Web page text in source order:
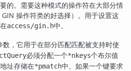
的。需要这种模式的操作符在大部分情
操作符类的好选择）。用于设置这
access/gin.h中。
数，它用于在部分匹配匹配被支持时使
必须分配一个*nkeys个布尔值
址存储在*pmatch中。如果一个键要求